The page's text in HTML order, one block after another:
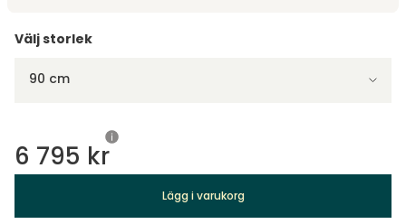
Välj storlek
90 cm
6 795 kr
Lägg i varukorg